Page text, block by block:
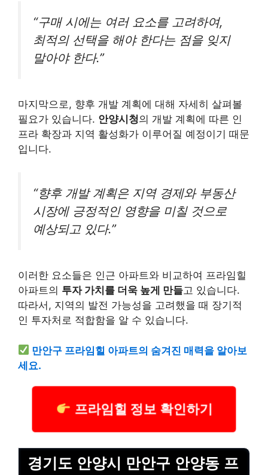
“구매 시에는 여러 요소를 고려하여,
최적의 선택을 해야 한다는 점을 잊지
말아야 한다.”
마지막으로, 향후 개발 계획에 대해 자세히 살펴볼
필요가 있습니다. 안양시청의 개발 계획에 따른 인
프라 확장과 지역 활성화가 이루어질 예정이기 때문
입니다.
“향후 개발 계획은 지역 경제와 부동산
시장에 긍정적인 영향을 미칠 것으로
예상되고 있다.”
이러한 요소들은 인근 아파트와 비교하여 프라임힐
아파트의 투자 가치를 더욱 높게 만들고 있습니다.
따라서, 지역의 발전 가능성을 고려했을 때 장기적
인 투자처로 적합함을 알 수 있습니다.
만안구 프라임힐 아파트의 숨겨진 매력을 알아보
세요.
프라임힐 정보 확인하기
경기도 안양시 만안구 안양동 프